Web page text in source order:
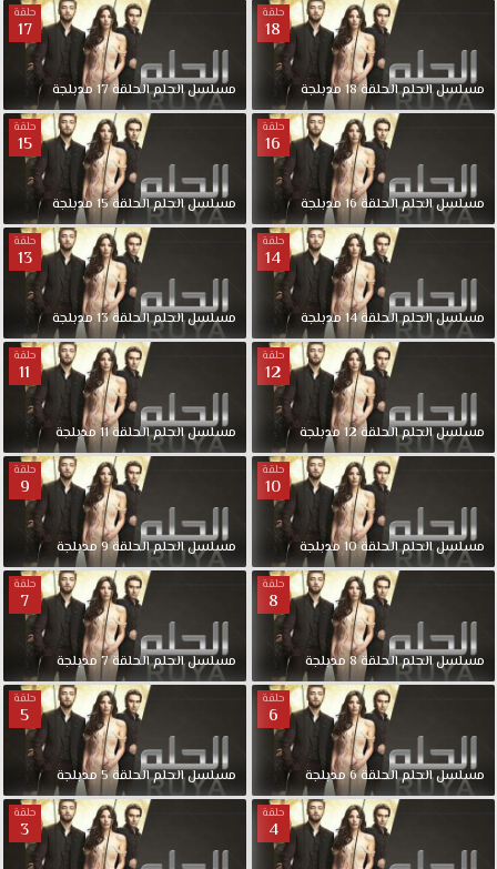
شركة
لمصممين
الازياء
وهو
(بولوت)
مسلسل
الحلم
الحلقة
11
مدبلجة
قصة
عشق
بجودة
مناسبة
للجوال
1080p+720p+480p+360p
FULL
HD
مسلسل
الحلم
مدبلج
حلقة
11
قصة
عشق.
فتاه
تعاني
من
ضيقة
مالية
وتحلم
بالتعرف
على
شخش
غني
حلقة
18
مسلسلالحلمالحلقة18مدبلجة
حلقة
17
مسلسلالحلمالحلقة17مدبلجة
حلقة
16
مسلسلالحلمالحلقة16مدبلجة
حلقة
15
مسلسلالحلمالحلقة15مدبلجة
حلقة
14
مسلسلالحلمالحلقة14مدبلجة
حلقة
13
مسلسلالحلمالحلقة13مدبلجة
حلقة
12
مسلسلالحلمالحلقة12مدبلجة
حلقة
11
مسلسلالحلمالحلقة11مدبلجة
حلقة
10
مسلسلالحلمالحلقة10مدبلجة
حلقة
9
مسلسلالحلمالحلقة9مدبلجة
حلقة
8
مسلسلالحلمالحلقة8مدبلجة
حلقة
7
مسلسلالحلمالحلقة7مدبلجة
حلقة
6
مسلسلالحلمالحلقة6مدبلجة
حلقة
5
مسلسلالحلمالحلقة5مدبلجة
حلقة
4
حلقة
3